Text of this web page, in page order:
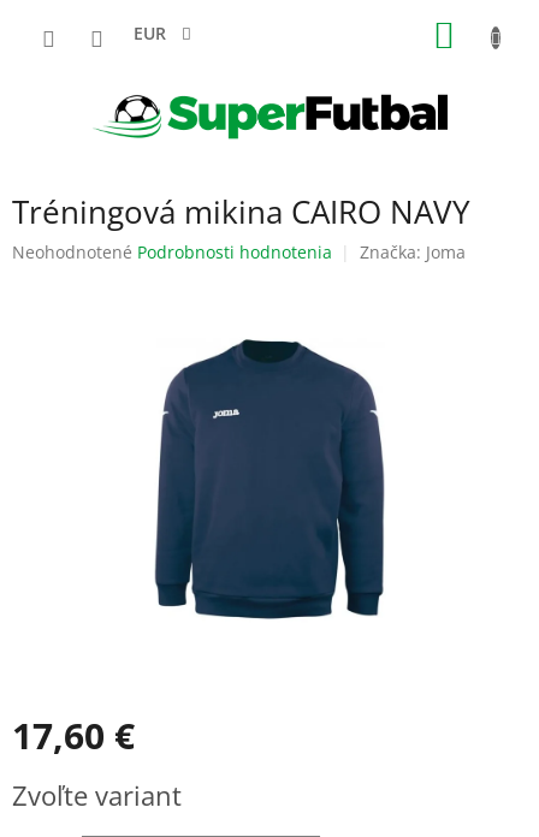
EUR
Tréningová mikina CAIRO NAVY
Priemerné
Neohodnotené Podrobnosti hodnotenia Značka: Joma
17,60 €
cena:
Zvoľte variant